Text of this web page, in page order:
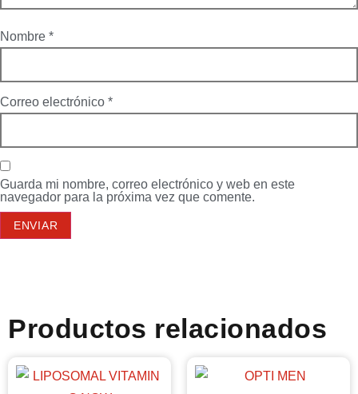
Nombre *
Correo electrónico *
Guarda mi nombre, correo electrónico y web en este
navegador para la próxima vez que comente.
Productos relacionados